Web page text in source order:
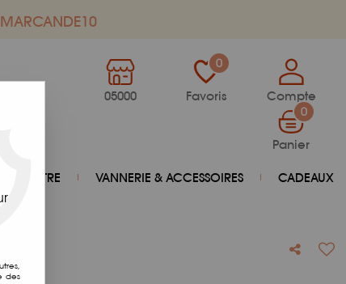
05000
0
Favoris Compte
0
Panier
BIEN-ÊTRE VANNERIE & ACCESSOIRES CADEAUX
des